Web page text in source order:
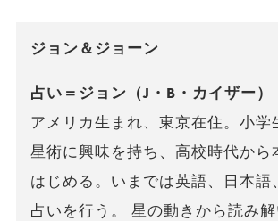
ジョン＆ジョーン
占い＝ジョン（J・B・カイザー）
アメリカ生まれ、東京在住。小学
星術に興味を持ち、高校時代から
はじめる。いまでは英語、日本語
占いを行う。 星の動きから読み